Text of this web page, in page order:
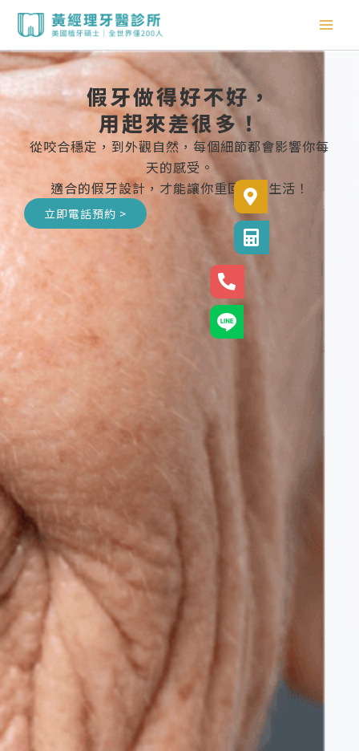
主
要
容
假牙做得好不好，
用起來差很多！
從咬合穩定，到外觀自然，每個細節都會影響你每
天的感受。
適合的假牙設計，才能讓你重回自在生活！
立即電話預約 >
診所電話
診所位置
24小時專線
官方LINE@